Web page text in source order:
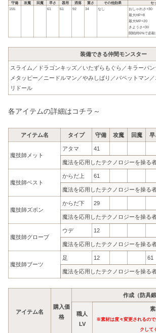
守備 攻魔 回魔 早さ 器用 洒落 重さ その他効果 セ
155
61 61 92 34 なし
おしゃれさ+30
最大HP+8
最大MP+20
きようさ+30
開戦時6%で必殺
装備できる仲間モンスター
スライム／ドラゴンキッズ／いたずらもぐら／キラーパン
メタッピー／ニードルマン／やみしばり／パペットマン
リドール
各アイテムの詳細はコチラ～
アイテム名 タイプ 守備 攻魔 回魔 早
魔技師メット
アタマ 41
魔法を応用したテクノロジーを操る
魔技師ベスト
からだ上 61
魔法を応用したテクノロジーを操る
魔技師ズボン
からだ下 29
魔法を応用したテクノロジーを操る
魔技師グローブ
ウデ 12
魔法を応用したテクノロジーを操る
魔技師ブーツ
足 12 61
魔法を応用したテクノロジーを操る
アイテム名
購入価
格
作成（防具鍛
職人
LV
※素材は度々変更されるの
クして